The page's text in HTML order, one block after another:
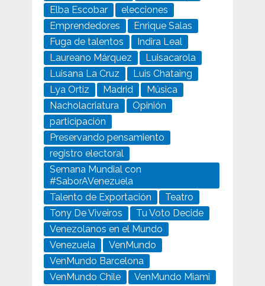
Elba Escobar
elecciones
Emprendedores
Enrique Salas
Fuga de talentos
Indira Leal
Laureano Márquez
Luisacarola
Luisana La Cruz
Luis Chataing
Lya Ortiz
Madrid
Música
Nacholacriatura
Opinión
participación
Preservando pensamiento
registro electoral
Semana Mundial con
#SaborAVenezuela
Talento de Exportación
Teatro
Tony De Viveiros
Tu Voto Decide
Venezolanos en el Mundo
Venezuela
VenMundo
VenMundo Barcelona
VenMundo Chile
VenMundo Miami